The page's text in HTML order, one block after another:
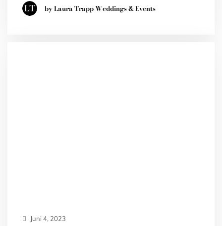
by Laura Trapp Weddings & Events
Juni 4, 2023